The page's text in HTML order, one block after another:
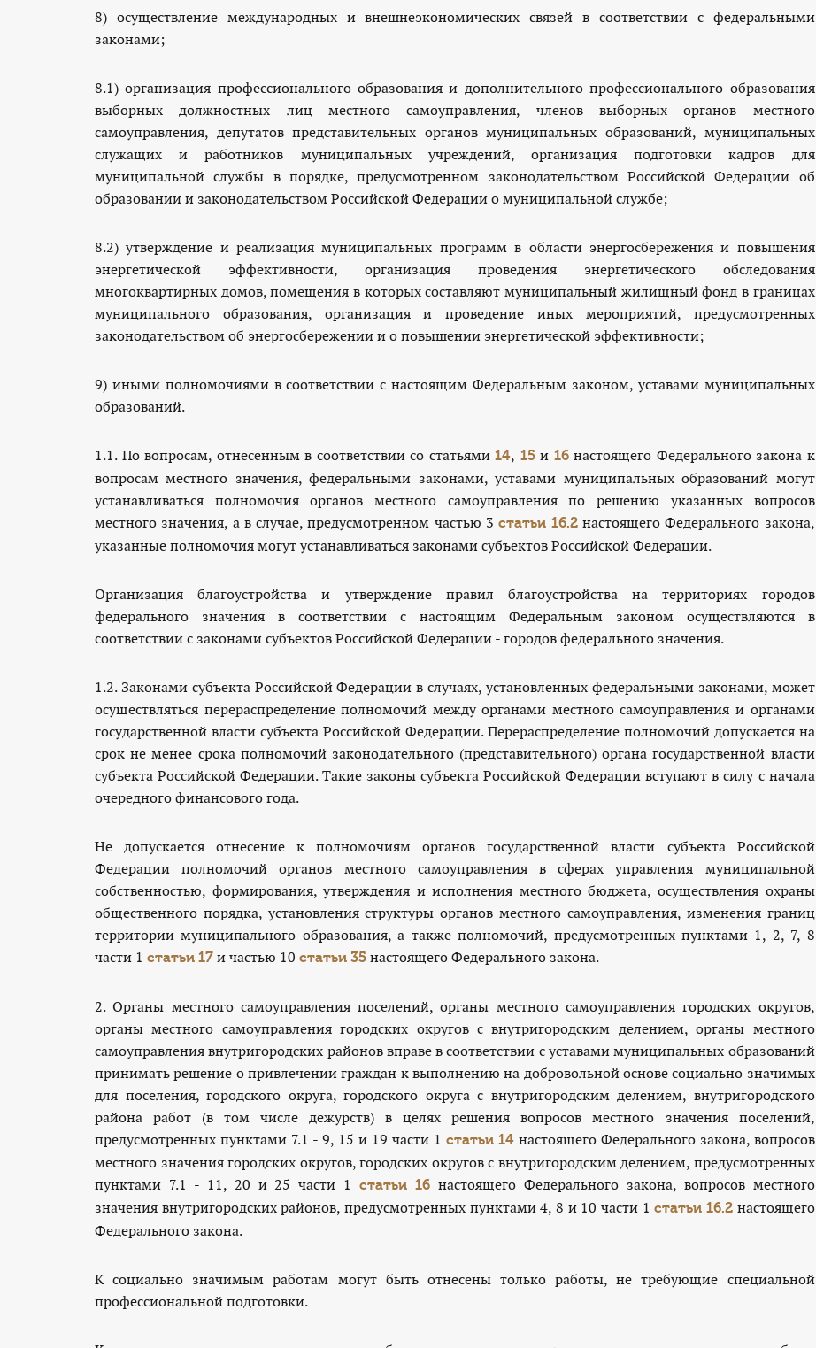
8) осуществление международных и внешнеэкономических связей в соответствии с федеральными
законами;
8.1) организация профессионального образования и дополнительного профессионального образования
выборных должностных лиц местного самоуправления, членов выборных органов местного
самоуправления, депутатов представительных органов муниципальных образований, муниципальных
служащих и работников муниципальных учреждений, организация подготовки кадров для
муниципальной службы в порядке, предусмотренном законодательством Российской Федерации об
образовании и законодательством Российской Федерации о муниципальной службе;
8.2) утверждение и реализация муниципальных программ в области энергосбережения и повышения
энергетической эффективности, организация проведения энергетического обследования
многоквартирных домов, помещения в которых составляют муниципальный жилищный фонд в границах
муниципального образования, организация и проведение иных мероприятий, предусмотренных
законодательством об энергосбережении и о повышении энергетической эффективности;
9) иными полномочиями в соответствии с настоящим Федеральным законом, уставами муниципальных
образований.
1.1. По вопросам, отнесенным в соответствии со статьями14, 15и 16настоящего Федерального закона к
вопросам местного значения, федеральными законами, уставами муниципальных образований могут
устанавливаться полномочия органов местного самоуправления по решению указанных вопросов
местного значения, а в случае, предусмотренном частью 3статьи 16.2настоящего Федерального закона,
указанные полномочия могут устанавливаться законами субъектов Российской Федерации.
Организация благоустройства и утверждение правил благоустройства на территориях городов
федерального значения в соответствии с настоящим Федеральным законом осуществляются в
соответствии с законами субъектов Российской Федерации - городов федерального значения.
1.2. Законами субъекта Российской Федерации в случаях, установленных федеральными законами, может
осуществляться перераспределение полномочий между органами местного самоуправления и органами
государственной власти субъекта Российской Федерации. Перераспределение полномочий допускается на
срок не менее срока полномочий законодательного (представительного) органа государственной власти
субъекта Российской Федерации. Такие законы субъекта Российской Федерации вступают в силу с начала
очередного финансового года.
Не допускается отнесение к полномочиям органов государственной власти субъекта Российской
Федерации полномочий органов местного самоуправления в сферах управления муниципальной
собственностью, формирования, утверждения и исполнения местного бюджета, осуществления охраны
общественного порядка, установления структуры органов местного самоуправления, изменения границ
территории муниципального образования, а также полномочий, предусмотренных пунктами 1, 2, 7, 8
части 1 статьи 17 и частью 10 статьи 35 настоящего Федерального закона.
2. Органы местного самоуправления поселений, органы местного самоуправления городских округов,
органы местного самоуправления городских округов с внутригородским делением, органы местного
самоуправления внутригородских районов вправе в соответствии с уставами муниципальных образований
принимать решение о привлечении граждан к выполнению на добровольной основе социально значимых
для поселения, городского округа, городского округа с внутригородским делением, внутригородского
района работ (в том числе дежурств) в целях решения вопросов местного значения поселений,
предусмотренных пунктами 7.1 - 9, 15 и 19 части 1 статьи 14настоящего Федерального закона, вопросов
местного значения городских округов, городских округов с внутригородским делением, предусмотренных
пунктами 7.1 - 11, 20 и 25 части 1статьи 16 настоящего Федерального закона, вопросов местного
значения внутригородских районов, предусмотренных пунктами 4, 8 и 10 части 1статьи 16.2настоящего
Федерального закона.
К социально значимым работам могут быть отнесены только работы, не требующие специальной
профессиональной подготовки.